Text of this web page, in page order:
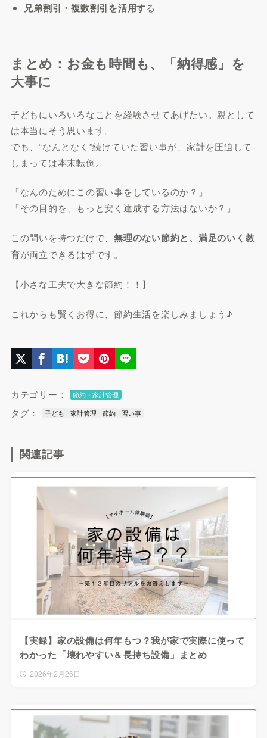
兄弟割引・複数割引を活用する
まとめ：お金も時間も、「納得感」を
大事に
子どもにいろいろなことを経験させてあげたい。親として
は本当にそう思います。
でも、“なんとなく”続けていた習い事が、家計を圧迫して
しまっては本末転倒。
「なんのためにこの習い事をしているのか？」
「その目的を、もっと安く達成する方法はないか？」
この問いを持つだけで、無理のない節約と、満足のいく教
育が両立できるはずです。
【小さな工夫で大きな節約！！】
これからも賢くお得に、節約生活を楽しみましょう♪
カテゴリー： 節約・家計管理
タグ： 子ども 家計管理 節約 習い事
関連記事
【実録】家の設備は何年もつ？我が家で実際に使って
わかった「壊れやすい＆長持ち設備」まとめ
2026年2月26日